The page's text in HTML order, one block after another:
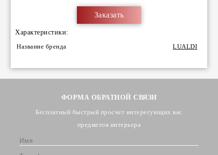
Заказать
Характеристики:
Название бренда LUALDI
ФОРМА ОБРАТНОЙ СВЯЗИ
Бесплатный быстрый просчет интересующих вас
предметов интерьера